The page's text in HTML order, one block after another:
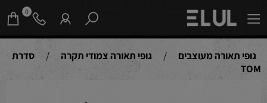
0
גופי תאורה מעוצבים / גופי תאורה צמודי תקרה /
סדרת
TOM